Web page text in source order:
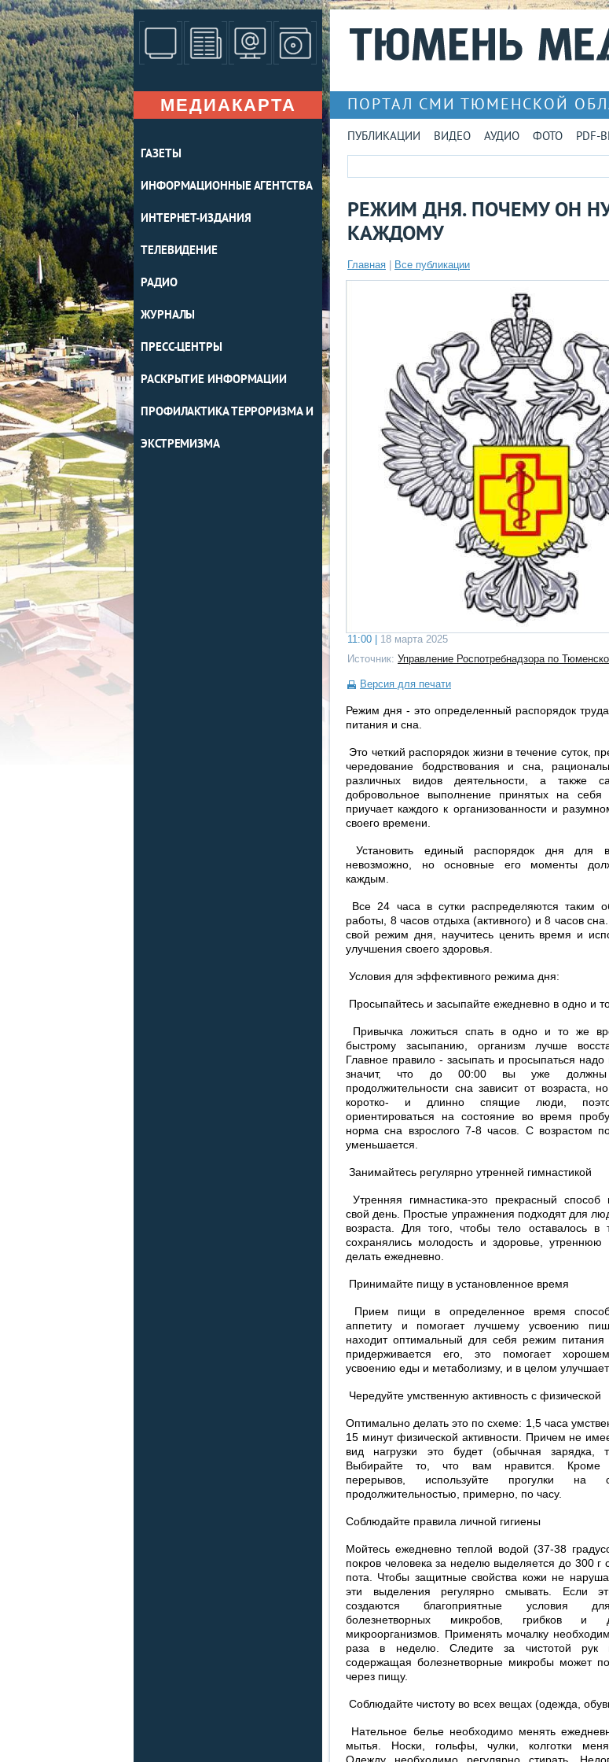
МЕДИАКАРТА
ГАЗЕТЫ
ИНФОРМАЦИОННЫЕ АГЕНТСТВА
ИНТЕРНЕТ-ИЗДАНИЯ
ТЕЛЕВИДЕНИЕ
РАДИО
ЖУРНАЛЫ
ПРЕСС-ЦЕНТРЫ
РАСКРЫТИЕ ИНФОРМАЦИИ
ПРОФИЛАКТИКА ТЕРРОРИЗМА И
ЭКСТРЕМИЗМА
ПОРТАЛ СМИ ТЮМЕНСКОЙ
ПУБЛИКАЦИИ ВИДЕО АУДИО ФОТО PDF-
РЕЖИМ ДНЯ. ПОЧЕМУ ОН
КАЖДОМУ
Главная Все публикации
11:00 |
18 марта 2025
Источник: Управление Роспотребнадзора по
Версия для печати
Режим дня - это определенный распорядок
питания и сна.
Это четкий распорядок жизни в течение суток,
чередование бодрствования и сна,
различных видов деятельности, а также
добровольное выполнение принятых на себя
приучает каждого к организованности и
своего времени.
Установить единый распорядок дня для
невозможно, но основные его моменты
каждым.
Все 24 часа в сутки распределяются таким
работы, 8 часов отдыха (активного) и 8 часов
свой режим дня, научитесь ценить время и
улучшения своего здоровья.
Условия для эффективного режима дня:
Просыпайтесь и засыпайте ежедневно в одно и
Привычка ложиться спать в одно и то же
быстрому засыпанию, организм лучше
Главное правило - засыпать и просыпаться
значит, что до 00:00 вы уже должны
продолжительности сна зависит от возраста,
коротко- и длинно спящие люди,
ориентироваться на состояние во время
норма сна взрослого 7-8 часов. С возрастом
уменьшается.
Занимайтесь регулярно утренней гимнастикой
Утренняя гимнастика-это прекрасный способ
свой день. Простые упражнения подходят для
возраста. Для того, чтобы тело оставалось в
сохранялись молодость и здоровье, утреннюю
делать ежедневно.
Принимайте пищу в установленное время
Прием пищи в определенное время
аппетиту и помогает лучшему усвоению
находит оптимальный для себя режим
придерживается его, это помогает
усвоению еды и метаболизму, и в целом улучшает
Чередуйте умственную активность с физической
Оптимально делать это по схеме: 1,5 часа
15 минут физической активности. Причем не
вид нагрузки это будет (обычная зарядка,
Выбирайте то, что вам нравится. Кроме
перерывов, используйте прогулки на
продолжительностью, примерно, по часу.
Соблюдайте правила личной гигиены
Мойтесь ежедневно теплой водой (37-38
покров человека за неделю выделяется до 300 г
пота. Чтобы защитные свойства кожи не
эти выделения регулярно смывать. Если
создаются благоприятные условия
болезнетворных микробов, грибков и
микроорганизмов. Применять мочалку
раза в неделю. Следите за чистотой рук
содержащая болезнетворные микробы может
через пищу.
Соблюдайте чистоту во всех вещах (одежда,
Нательное белье необходимо менять
мытья. Носки, гольфы, чулки, колготки